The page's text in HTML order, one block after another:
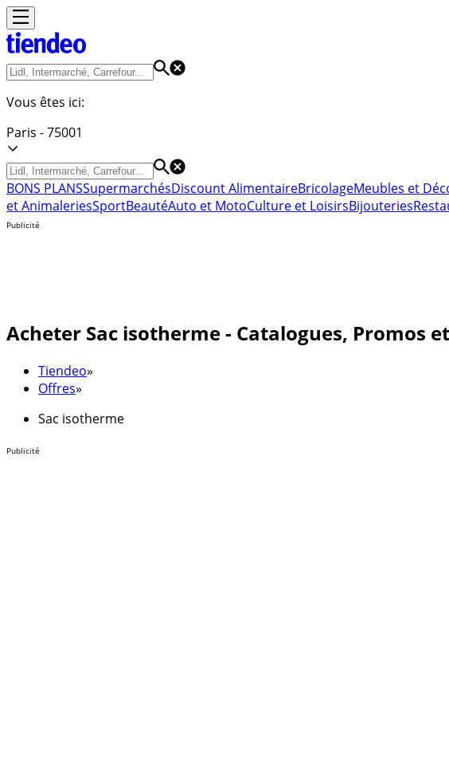
Vous êtes ici:
Paris - 75001
BONS PLANSSupermarchésDiscount AlimentaireBricolageMeubles et
et AnimaleriesSportBeautéAuto et MotoCulture et LoisirsBijouteries
Publicité
Acheter Sac isotherme - Catalogues, Promos
Tiendeo»
Offres»
Sac isotherme
Publicité